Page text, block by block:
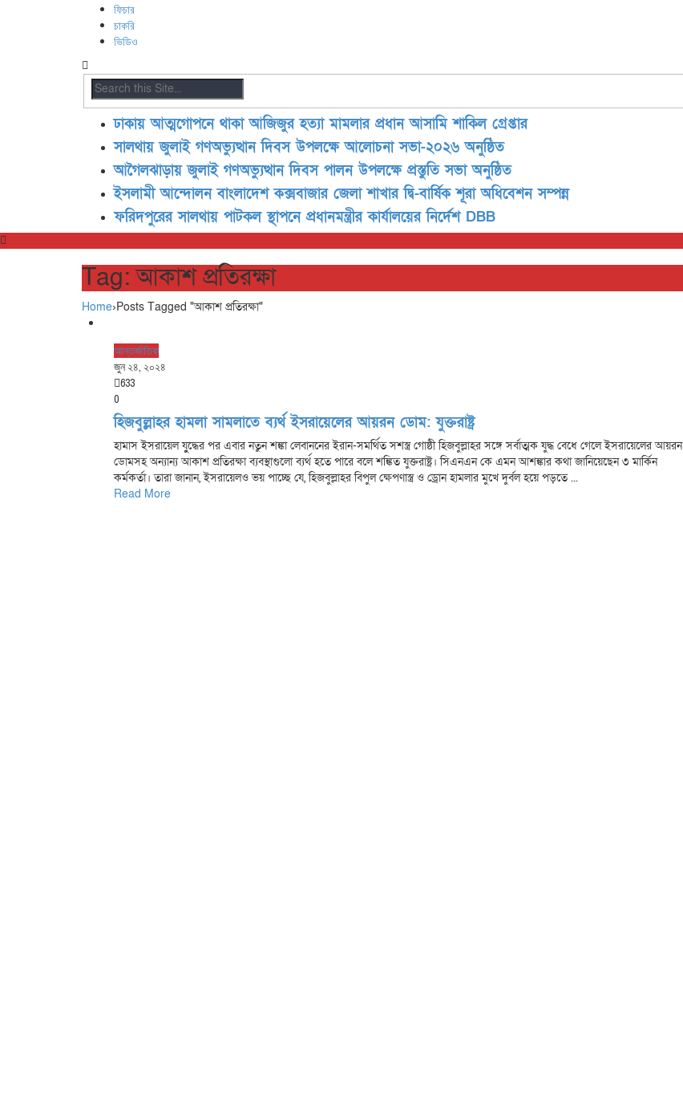
ফিচার
চাকরি
ভিডিও
ঢাকায় আত্মগোপনে থাকা আজিজুর হত্যা মামলার প্রধান আসামি শাকিল গ্রেপ্তার
সালথায় জুলাই গণঅভ্যুত্থান দিবস উপলক্ষে আলোচনা সভা-২০২৬ অনুষ্ঠিত
আগৈলঝাড়ায় জুলাই গণঅভ্যুত্থান দিবস পালন উপলক্ষে প্রস্তুতি সভা অনুষ্ঠিত
ইসলামী আন্দোলন বাংলাদেশ কক্সবাজার জেলা শাখার দ্বি-বার্ষিক শূরা অধিবেশন সম্পন্ন
ফরিদপুরের সালথায় পাটকল স্থাপনে প্রধানমন্ত্রীর কার্যালয়ের নির্দেশ DBB
Tag: আকাশ প্রতিরক্ষা
Home›Posts Tagged "আকাশ প্রতিরক্ষা"
আন্তর্জাতিক
জুন ২৪, ২০২৪
633
0
হিজবুল্লাহর হামলা সামলাতে ব্যর্থ ইসরায়েলের আয়রন ডোম: যুক্তরাষ্ট্র
হামাস ইসরায়েল যুুদ্ধের পর এবার নতুন শঙ্কা লেবাননের ইরান-সমর্থিত সশস্ত্র গোষ্ঠী হিজবুল্লাহর সঙ্গে সর্বাত্মক যুদ্ধ বেধে গেলে ইসরায়েলের আয়রন
ডোমসহ অন্যান্য আকাশ প্রতিরক্ষা ব্যবস্থাগুলো ব্যর্থ হতে পারে বলে শঙ্কিত যুক্তরাষ্ট্র। সিএনএন কে এমন আশঙ্কার কথা জানিয়েছেন ৩ মার্কিন
কর্মকর্তা। তারা জানান, ইসরায়েলও ভয় পাচ্ছে যে, হিজবুল্লাহর বিপুল ক্ষেপণাস্ত্র ও ড্রোন হামলার মুখে দুর্বল হয়ে পড়তে ...
Read More